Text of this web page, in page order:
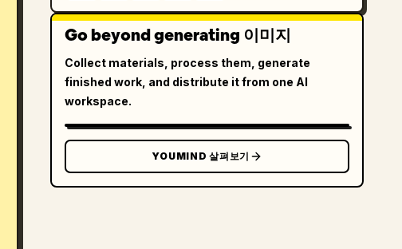
Go beyond generating 이미지
Collect materials, process them, generate
finished work, and distribute it from one AI
workspace.
YOUMIND 살펴보기